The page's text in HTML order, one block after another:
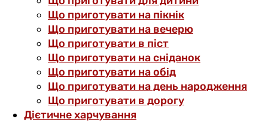
Що приготувати на пікнік
Що приготувати на вечерю
Що приготувати в піст
Що приготувати на сніданок
Що приготувати на обід
Що приготувати на день народження
Що приготувати в дорогу
Дієтичне харчування